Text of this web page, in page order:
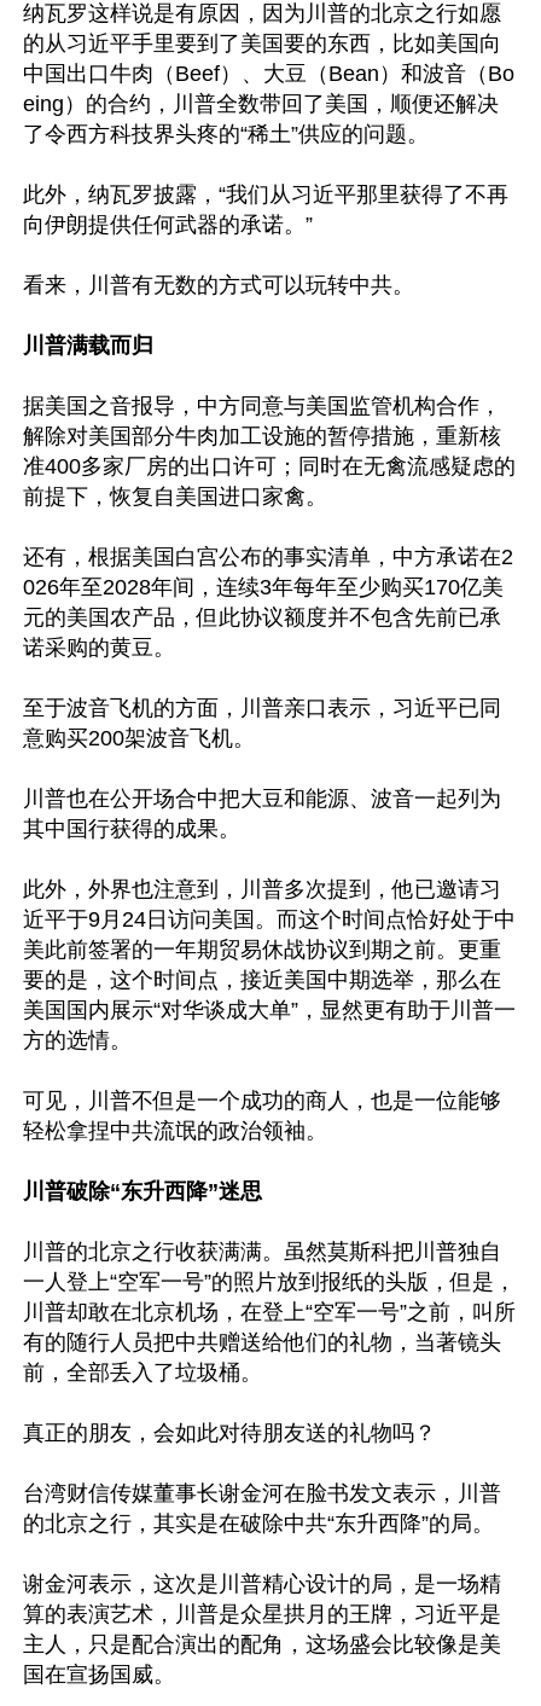
纳瓦罗这样说是有原因，因为川普的北京之行如愿
的从习近平手里要到了美国要的东西，比如美国向
中国出口牛肉（Beef）、大豆（Bean）和波音（Bo
eing）的合约，川普全数带回了美国，顺便还解决
了令西方科技界头疼的“稀土”供应的问题。
此外，纳瓦罗披露，“我们从习近平那里获得了不再
向伊朗提供任何武器的承诺。”
看来，川普有无数的方式可以玩转中共。
川普满载而归
据美国之音报导，中方同意与美国监管机构合作，
解除对美国部分牛肉加工设施的暂停措施，重新核
准400多家厂房的出口许可；同时在无禽流感疑虑的
前提下，恢复自美国进口家禽。
还有，根据美国白宫公布的事实清单，中方承诺在2
026年至2028年间，连续3年每年至少购买170亿美
元的美国农产品，但此协议额度并不包含先前已承
诺采购的黄豆。
至于波音飞机的方面，川普亲口表示，习近平已同
意购买200架波音飞机。
川普也在公开场合中把大豆和能源、波音一起列为
其中国行获得的成果。
此外，外界也注意到，川普多次提到，他已邀请习
近平于9月24日访问美国。而这个时间点恰好处于中
美此前签署的一年期贸易休战协议到期之前。更重
要的是，这个时间点，接近美国中期选举，那么在
美国国内展示“对华谈成大单”，显然更有助于川普一
方的选情。
可见，川普不但是一个成功的商人，也是一位能够
轻松拿捏中共流氓的政治领袖。
川普破除“东升西降”迷思
川普的北京之行收获满满。虽然莫斯科把川普独自
一人登上“空军一号”的照片放到报纸的头版，但是，
川普却敢在北京机场，在登上“空军一号”之前，叫所
有的随行人员把中共赠送给他们的礼物，当著镜头
前，全部丢入了垃圾桶。
真正的朋友，会如此对待朋友送的礼物吗？
台湾财信传媒董事长谢金河在脸书发文表示，川普
的北京之行，其实是在破除中共“东升西降”的局。
谢金河表示，这次是川普精心设计的局，是一场精
算的表演艺术，川普是众星拱月的王牌，习近平是
主人，只是配合演出的配角，这场盛会比较像是美
国在宣扬国威。